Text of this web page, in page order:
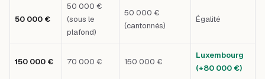
50 000 €
50 000 €
(sous le
plafond)
50 000 €
(cantonnés)
Égalité
150 000 € 70 000 € 150 000 €
Luxembourg
(+80 000 €)